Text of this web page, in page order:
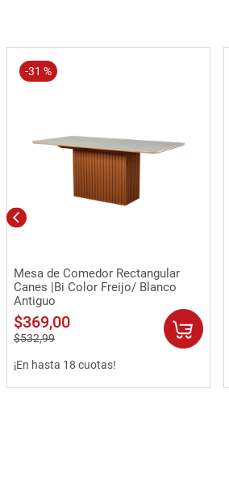
-31 %
Vista rápida
Mesa de Comedor Rectangular
Canes |Bi Color Freijo/ Blanco
Antiguo
$369,00
$532,99
¡En hasta 18 cuotas!